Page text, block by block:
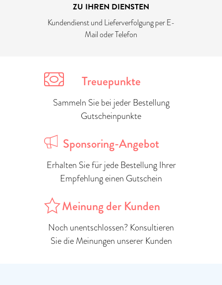
ZU IHREN DIENSTEN
Kundendienst und Lieferverfolgung per E-
Mail oder Telefon
Treuepunkte
Sammeln Sie bei jeder Bestellung
Gutscheinpunkte
Sponsoring-Angebot
Erhalten Sie für jede Bestellung Ihrer
Empfehlung einen Gutschein
Meinung der Kunden
Noch unentschlossen? Konsultieren
Sie die Meinungen unserer Kunden